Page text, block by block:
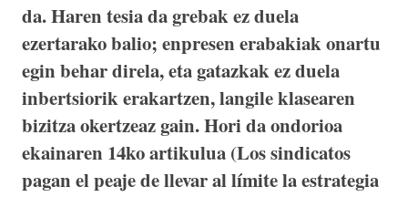
da. Haren tesia da grebak ez duela
ezertarako balio; enpresen erabakiak onartu
egin behar direla, eta gatazkak ez duela
inbertsiorik erakartzen, langile klasearen
bizitza okertzeaz gain. Hori da ondorioa
ekainaren 14ko artikulua (Los sindicatos
pagan el peaje de llevar al límite la estrategia